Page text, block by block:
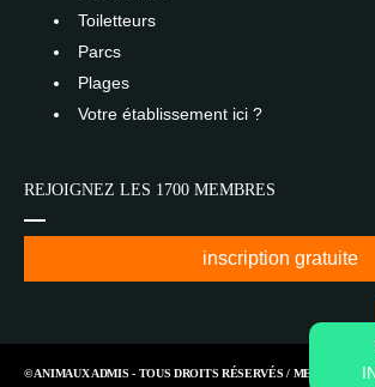
Toiletteurs
Parcs
Plages
Votre établissement ici ?
REJOIGNEZ LES 1700 MEMBRES
inscription gratuite
© ANIMAUX ADMIS - TOUS DROITS RÉSERVÉS / MENTIONS